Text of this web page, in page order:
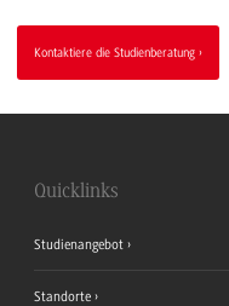
Kontaktiere die Studienberatung
Quicklinks
Studienangebot
Standorte